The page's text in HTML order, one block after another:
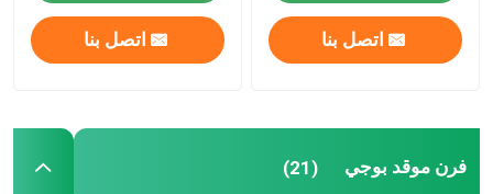
اتصل بنا اتصل بنا
فرن موقد بوجي (21)